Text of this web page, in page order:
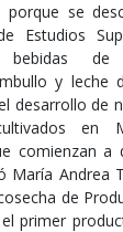
porque se
Estudios
bebidas
y leche
desarrollo de
en
comienzan a
María Andrea
de
primer